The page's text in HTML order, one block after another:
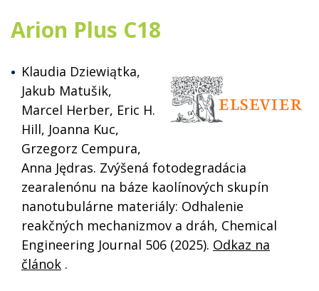
Arion Plus C18
Klaudia Dziewiątka,
Jakub Matušik,
Marcel Herber, Eric H.
Hill, Joanna Kuc,
Grzegorz Cempura,
Anna Jędras. Zvýšená fotodegradácia
zearalenónu na báze kaolínových skupín
nanotubulárne materiály: Odhalenie
reakčných mechanizmov a dráh, Chemical
Engineering Journal 506 (2025). Odkaz na
článok .